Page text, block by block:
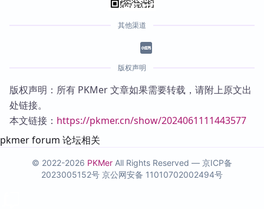
其他渠道
版权声明
版权声明：所有 PKMer 文章如果需要转载，请附上原文出
处链接。
本文链接： https://pkmer.cn/show/2024061111443577
pkmer forum 论坛相关
© 2022-2026 PKMer All Rights Reserved — 京ICP备
2023005152号 京公网安备 11010702002494号